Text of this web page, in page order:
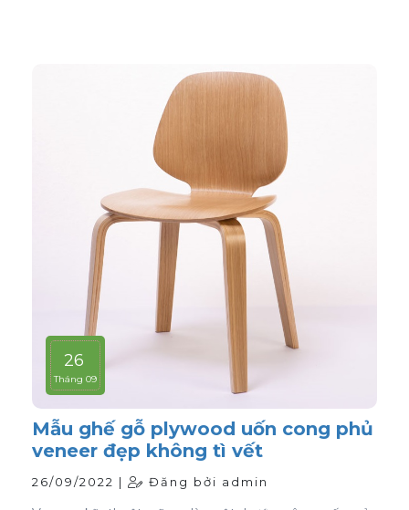
26
Tháng 09
Mẫu ghế gỗ plywood uốn cong phủ
veneer đẹp không tì vết
26/09/2022 | Đăng bởi admin